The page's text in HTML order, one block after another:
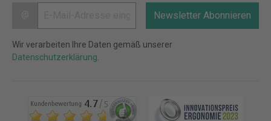
Newsletter Abonnieren
Wir verarbeiten Ihre Daten gemäß unserer
Datenschutzerklärung